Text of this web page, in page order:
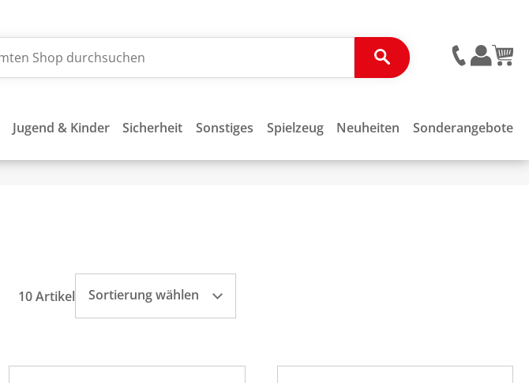
Jugend & Kinder Sicherheit Sonstiges Spielzeug Neuheiten Sonderangebote
10 Artikel Sortierung wählen